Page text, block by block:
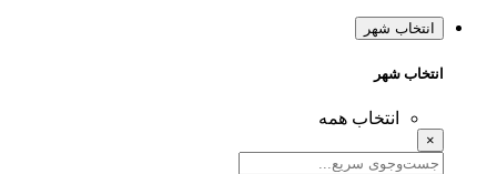
انتخاب شهر
انتخاب شهر
انتخاب همه
×